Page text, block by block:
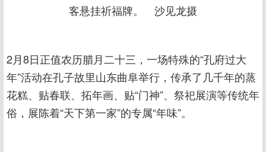
客悬挂祈福牌。 沙见龙摄
2月8日正值农历腊月二十三，一场特殊的“孔府过大
年”活动在孔子故里山东曲阜举行，传承了几千年的蒸
花糕、贴春联、拓年画、贴“门神”、祭祀展演等传统年
俗，展陈着“天下第一家”的专属“年味”。